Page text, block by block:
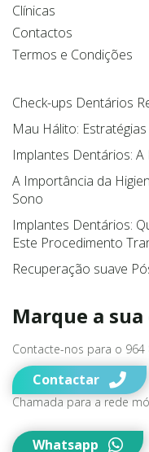
Clínicas
Contactos
Termos e Condições
Check-ups Dentários
Mau Hálito:
Implantes Dentários:
A Importância da
Sono
Implantes Dentários:
Este Procedimento
Recuperação suave
Marque a
Contacte-nos para o 964
Contactar
Chamada para a rede
Whatsapp